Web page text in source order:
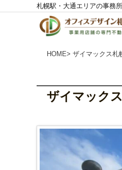
札幌駅・大通エリアの事務
HOME> ザイマックス札
ザイマック